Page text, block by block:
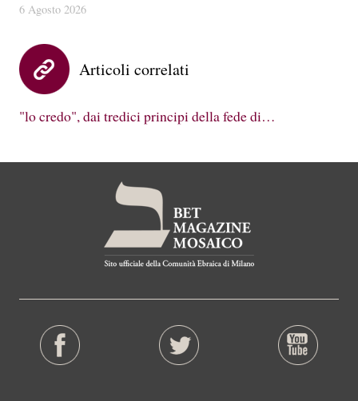
6 Agosto 2026
Articoli correlati
"lo credo", dai tredici principi della fede di…